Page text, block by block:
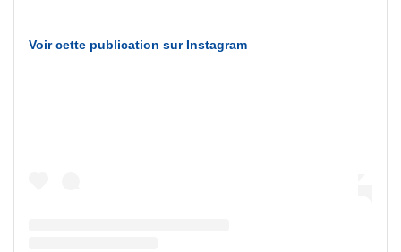
Voir cette publication sur Instagram